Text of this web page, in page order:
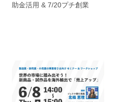
助金活用 & 7/20プチ創業